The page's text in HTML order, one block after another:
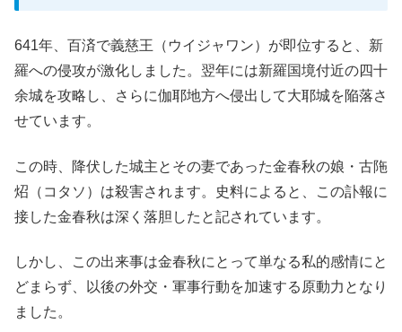
641年、百済で義慈王（ウイジャワン）が即位すると、新
羅への侵攻が激化しました。翌年には新羅国境付近の四十
余城を攻略し、さらに伽耶地方へ侵出して大耶城を陥落さ
せています。
この時、降伏した城主とその妻であった金春秋の娘・古陁
炤（コタソ）は殺害されます。史料によると、この訃報に
接した金春秋は深く落胆したと記されています。
しかし、この出来事は金春秋にとって単なる私的感情にと
どまらず、以後の外交・軍事行動を加速する原動力となり
ました。